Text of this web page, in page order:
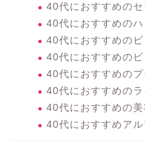
40代におすすめの
40代におすすめの
40代におすすめの
40代におすすめの
40代におすすめの
40代におすすめの
40代におすすめの
40代におすすめア